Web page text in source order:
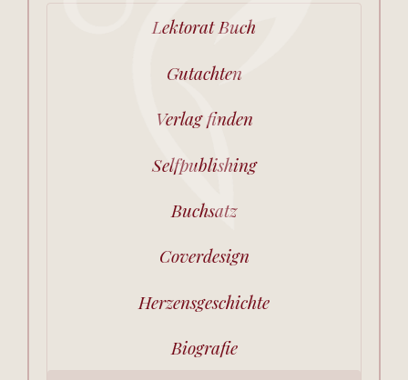
Lektorat Buch
Gutachten
Verlag finden
Selfpublishing
Buchsatz
Coverdesign
Herzensgeschichte
Biografie